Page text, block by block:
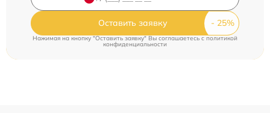
Оставить заявку
Нажимая на кнопку "Оставить заявку" Вы соглашаетесь c политикой
конфиденциальности